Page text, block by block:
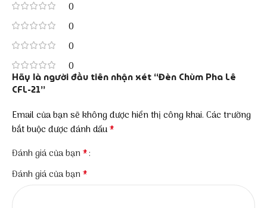
0
0
0
0
Hãy là người đầu tiên nhận xét “Đèn Chùm Pha Lê
CFL-21”
Email của bạn sẽ không được hiển thị công khai. Các trường
bắt buộc được đánh dấu*
Đánh giá của bạn*
Đánh giá của bạn*